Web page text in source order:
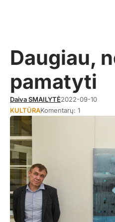
Daugiau,
pamatyti
Daiva SMAILYTĖ2022-09-10
KULTŪRAKomentarų: 1